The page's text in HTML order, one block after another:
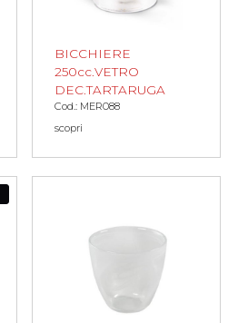
BICCHIERE
250cc.VETRO
DEC.TARTARUGA
Cod.: MER088
scopri